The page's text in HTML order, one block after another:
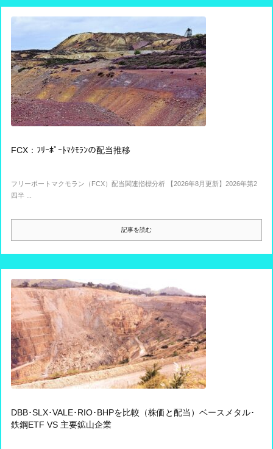
FCX：ﾌﾘｰﾎﾟｰﾄﾏｸﾓﾗﾝの配当推移
フリーポートマクモラン（FCX）配当関連指標分析 【2026年8月更新】2026年第2
四半 ...
記事を読む
DBB･SLX･VALE･RIO･BHPを比較（株価と配当）ベースメタル･
鉄鋼ETF VS 主要鉱山企業